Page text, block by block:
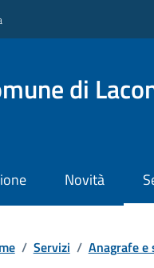
di
Novità
/ Servizi / Anagrafe